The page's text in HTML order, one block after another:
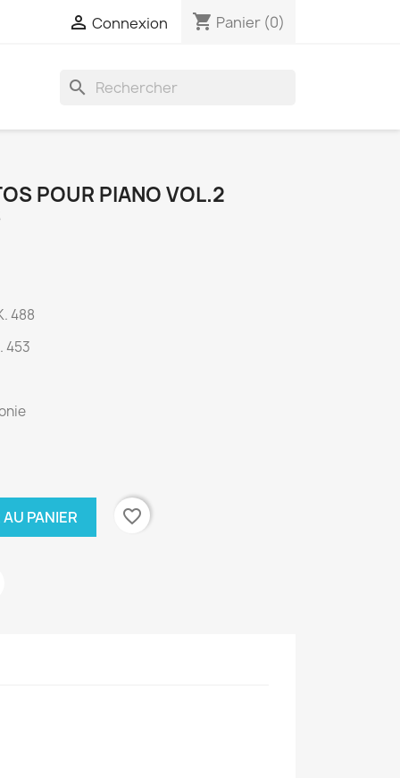
 Connexion shopping_cart Panier (0)
search
POUR PIANO VOL.2
488
453
PANIER favorite_border